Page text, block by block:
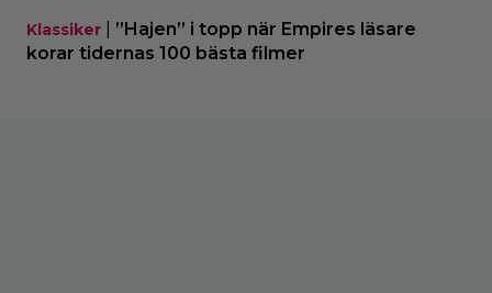
Klassiker
”Hajen” i topp när Empires läsare
korar tidernas 100 bästa filmer